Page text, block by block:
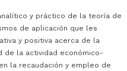
y práctico de la teoría de
de aplicación que les
y positiva acerca de la
de la actividad económico-
la recaudación y empleo de